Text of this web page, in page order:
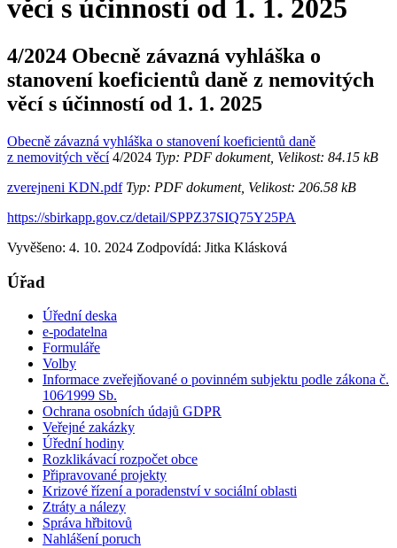
věcí s účinností od 1. 1. 2025
4/2024 Obecně závazná vyhláška o
stanovení koeficientů daně z nemovitých
věcí s účinností od 1. 1. 2025
Obecně závazná vyhláška o stanovení koeficientů daně
z nemovitých věcí4/2024 Typ: PDF dokument, Velikost: 84.15 kB
zverejneni KDN.pdfTyp: PDF dokument, Velikost: 206.58 kB
https://sbirkapp.gov.cz/detail/SPPZ37SIQ75Y25PA
Vyvěšeno: 4. 10. 2024 Zodpovídá: Jitka Klásková
Úřad
Úřední deska
e-podatelna
Formuláře
Volby
Informace zveřejňované o povinném subjektu podle zákona č.
106⁄1999 Sb.
Ochrana osobních údajů GDPR
Veřejné zakázky
Úřední hodiny
Rozklikávací rozpočet obce
Připravované projekty
Krizové řízení a poradenství v sociální oblasti
Ztráty a nálezy
Správa hřbitovů
Nahlášení poruch